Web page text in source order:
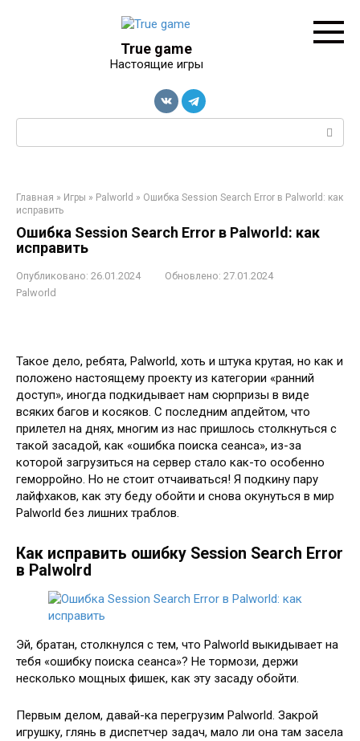
True game
Настоящие игры
Поиск:
Главная » Игры » Palworld » Ошибка Session Search Error в Palworld: как
исправить
Ошибка Session Search Error в Palworld: как
исправить
Опубликовано: 26.01.2024 Обновлено: 27.01.2024
Palworld
Такое дело, ребята, Palworld, хоть и штука крутая, но как и
положено настоящему проекту из категории «ранний
доступ», иногда подкидывает нам сюрпризы в виде
всяких багов и косяков. С последним апдейтом, что
прилетел на днях, многим из нас пришлось столкнуться с
такой засадой, как «ошибка поиска сеанса», из-за
которой загрузиться на сервер стало как-то особенно
геморройно. Но не стоит отчаиваться! Я подкину пару
лайфхаков, как эту беду обойти и снова окунуться в мир
Palworld без лишних траблов.
Как исправить ошибку Session Search Error
в Palwolrd
Эй, братан, столкнулся с тем, что Palworld выкидывает на
тебя «ошибку поиска сеанса»? Не тормози, держи
несколько мощных фишек, как эту засаду обойти.
Первым делом, давай-ка перегрузим Palworld. Закрой
игрушку, глянь в диспетчер задач, мало ли она там засела